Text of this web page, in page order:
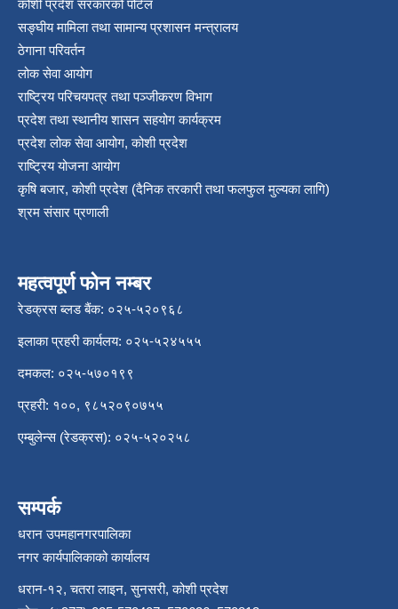
कोशी प्रदेश सरकारको पोर्टल
सङ्‍घीय मामिला तथा सामान्य प्रशासन मन्त्रालय
ठेगाना परिवर्तन
लोक सेवा आयोग
राष्ट्रिय परिचयपत्र तथा पञ्‍जीकरण विभाग
प्रदेश तथा स्थानीय शासन सहयोग कार्यक्रम
प्रदेश लोक सेवा आयोग, कोशी प्रदेश
राष्ट्रिय योजना आयोग
कृषि बजार, कोशी प्रदेश (दैनिक तरकारी तथा फलफुल मुल्यका लागि)
श्रम संसार प्रणाली
महत्वपूर्ण फोन नम्बर
रेडक्रस ब्लड बैंक: ०२५-५२०९६८
इलाका प्रहरी कार्यलय: ०२५-५२४५५५
दमकल: ०२५-५७०१९९
प्रहरी: १००, ९८५२०९०७५५
एम्बुलेन्स (रेडक्रस): ०२५-५२०२५८
सम्पर्क
धरान उपमहानगरपालिका
नगर कार्यपालिकाको कार्यालय
धरान-१२, चतरा लाइन, सुनसरी, कोशी प्रदेश